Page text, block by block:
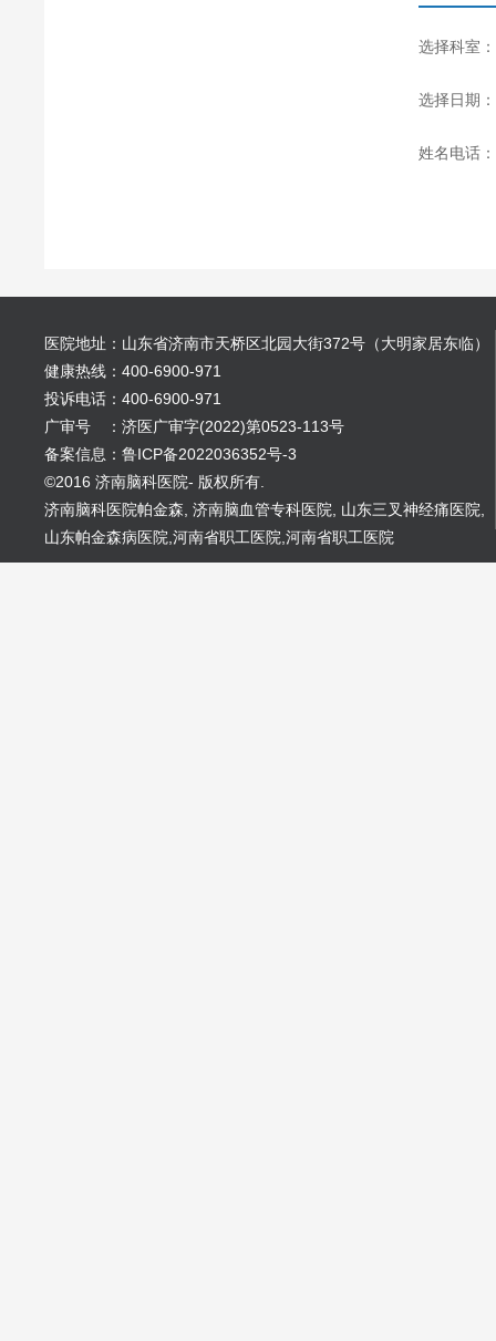
选择科室：
选择日期：
姓名电话：
医院地址：山东省济南市天桥区北园大街372号（大明家居东临）
健康热线：400-6900-971
投诉电话：400-6900-971
广审号 ：济医广审字(2022)第0523-113号
备案信息：鲁ICP备2022036352号-3
©2016 济南脑科医院- 版权所有.
济南脑科医院帕金森 济南脑血管专科医院 山东三叉神经痛医院
山东帕金森病医院 河南省职工医院 河南省职工医院